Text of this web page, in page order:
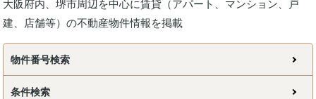
大阪府内、堺市周辺を中心に賃貸（アパート、マンション、戸
建、店舗等）の不動産物件情報を掲載
物件番号検索
条件検索